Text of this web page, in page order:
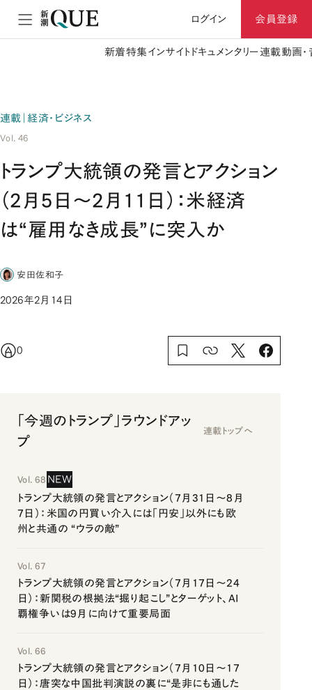
ログイン 会員登録
新着特集 インサイト ドキュメンタリー 連載動画
連載｜経済・ビジネス
Vol. 46
トランプ大統領の発言とアクション
（2月5日～2月11日）：米経済
は“雇用なき成長”に突入か
安田佐和子
2026年2月14日
0
「今週のトランプ」ラウンドアッ
プ
連載トップへ
Vol. 68 NEW
トランプ大統領の発言とアクション（7月31日～8月
7日）：米国の円買い介入には「円安」以外にも欧
州と共通の “ウラの敵”
Vol. 67
トランプ大統領の発言とアクション（7月17日～24
日）：新関税の根拠法“掘り起こし”とターゲット、AI
覇権争いは9月に向けて重要局面
Vol. 66
トランプ大統領の発言とアクション（7月10日～17
日）：唐突な中国批判演説の裏に“是非にも通した